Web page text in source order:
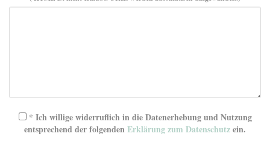
* Ich willige widerruflich in die Datenerhebung und Nutzung
entsprechend der folgendenErklärung zum Datenschutzein.